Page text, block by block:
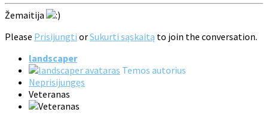
Žemaitija
Please Prisijungti orSukurti sąskaitą to join the conversation.
landscaper
Temos autorius
Neprisijungęs
Veteranas